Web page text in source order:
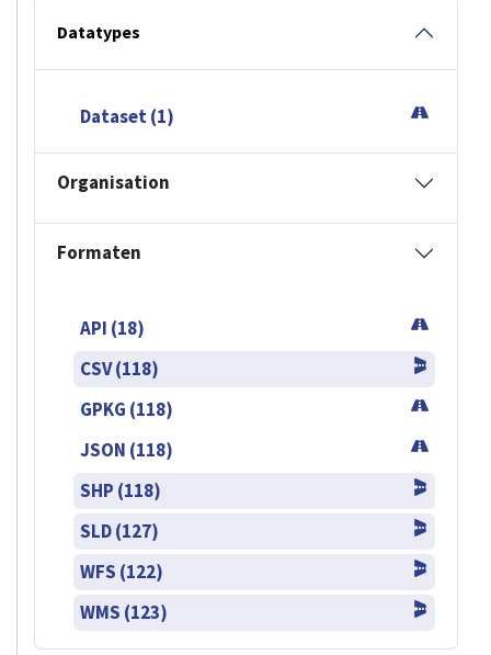
Datatypes
Dataset (1)
Organisation
Formaten
API (18)
CSV (118)
GPKG (118)
JSON (118)
SHP (118)
SLD (127)
WFS (122)
WMS (123)